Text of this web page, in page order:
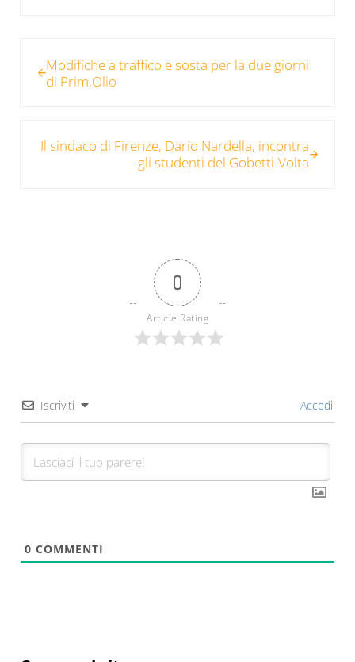
Modifiche a traffico e sosta per la due giorni
di Prim.Olio
Il sindaco di Firenze, Dario Nardella, incontra
gli studenti del Gobetti-Volta
0
Article Rating
Iscriviti Accedi
0 COMMENTI